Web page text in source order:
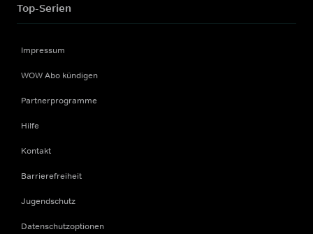
Top-Serien
Impressum
WOW Abo kündigen
Partnerprogramme
Hilfe
Kontakt
Barrierefreiheit
Jugendschutz
Datenschutzoptionen